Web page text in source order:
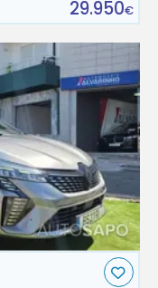
29.950€